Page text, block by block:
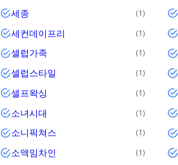
세종 1
세컨데이프리 1
셀럽가족 1
셀럽스타일 1
셀프왁싱 1
소녀시대 1
소니픽쳐스 1
소액임차인 1